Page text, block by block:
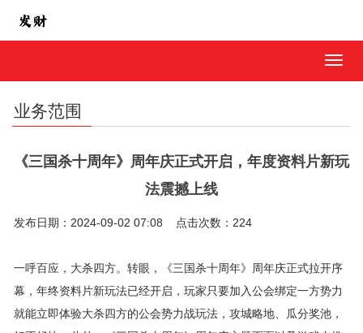
业务范围
《三国杀十周年》周年庆正式开启，年度资料片新玩
法震撼上线
发布日期：2024-09-02 07:08 点击次数：224
一呼百应，大杀四方。转眼，《三国杀十周年》周年庆正式拉开序
幕，年终资料片新玩法已经开启，玩家只要加入公会绑定一方势力
就能立即体验大杀四方的公会势力战玩法，攻城略地、瓜分奖池，